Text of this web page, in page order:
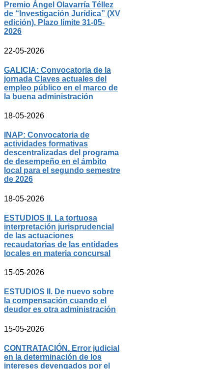
Premio Ángel Olavarría Téllez
de “Investigación Jurídica” (XV
edición). Plazo límite 31-05-
2026
22-05-2026
GALICIA: Convocatoria de la
jornada Claves actuales del
empleo público en el marco de
la buena administración
18-05-2026
INAP: Convocatoria de
actividades formativas
descentralizadas del programa
de desempeño en el ámbito
local para el segundo semestre
de 2026
18-05-2026
ESTUDIOS II. La tortuosa
interpretación jurisprudencial
de las actuaciones
recaudatorias de las entidades
locales en materia concursal
15-05-2026
ESTUDIOS II. De nuevo sobre
la compensación cuando el
deudor es otra administración
15-05-2026
CONTRATACIÓN. Error judicial
en la determinación de los
intereses devengados por el